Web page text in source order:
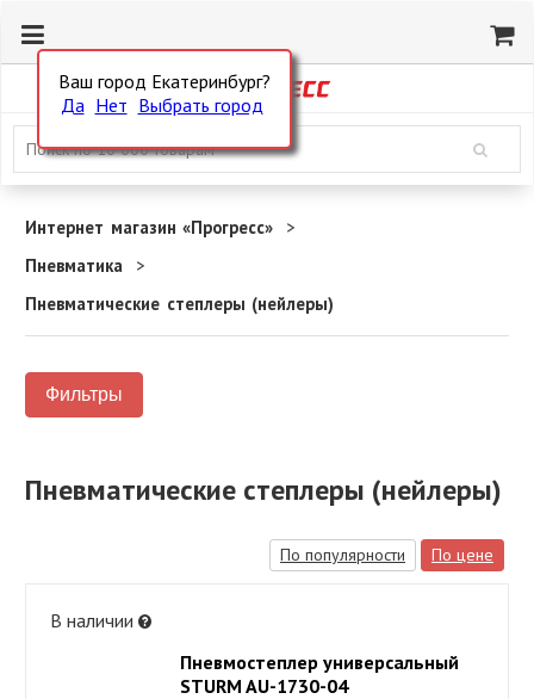
Ваш город Екатеринбург?
Да Нет Выбрать город
Интернет магазин «Прогресс»
Пневматика
Пневматические степлеры (нейлеры)
Фильтры
Пневматические степлеры (нейлеры)
По популярности По цене
В наличии
Пневмостеплер универсальный
STURM AU-1730-04